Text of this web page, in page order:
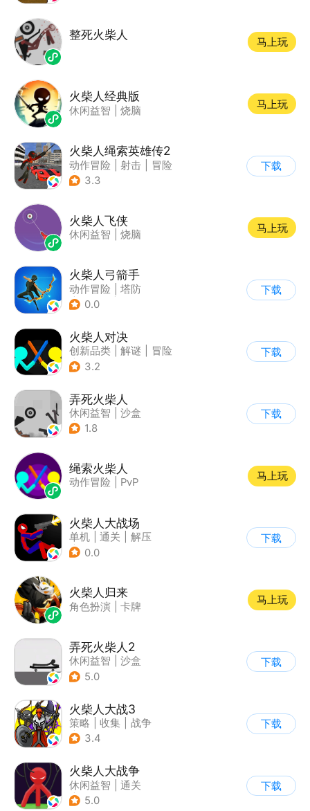
整死火柴人
马上玩
火柴人经典版
休闲益智 烧脑
马上玩
火柴人绳索英雄传2
动作冒险 射击
冒险
| 开放世界
3.3
下载
火柴人飞侠
休闲益智 烧脑
马上玩
火柴人弓箭手
动作冒险
塔防
| 火柴人
0.0
下载
火柴人对决
创新品类 解谜
冒险
| 挑战破纪录
3.2
下载
弄死火柴人
休闲益智
沙盒
| 火柴人
1.8
下载
绳索火柴人
动作冒险 PvP
马上玩
火柴人大战场
单机 通关
解压
| 火柴人
0.0
下载
火柴人归来
角色扮演 卡牌
马上玩
弄死火柴人2
休闲益智
沙盒
5.0
下载
火柴人大战3
策略 收集
战争
| 火柴人
3.4
下载
火柴人大战争
休闲益智
通关
| 火柴人
5.0
下载